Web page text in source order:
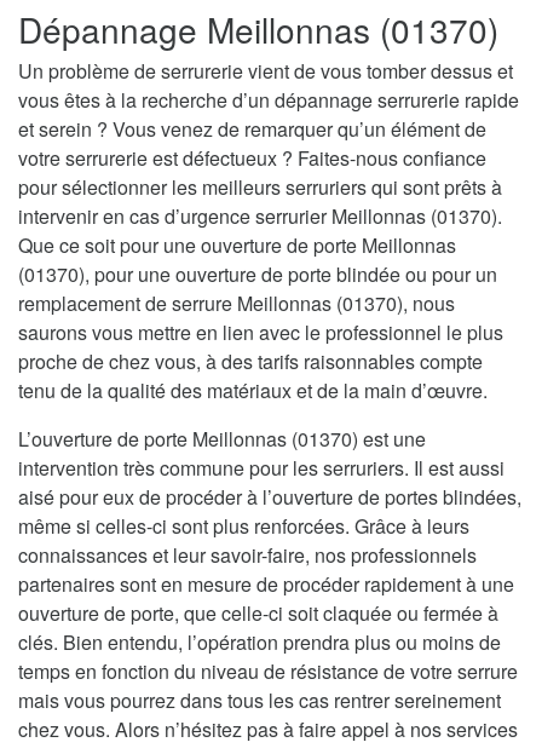
Dépannage Meillonnas (01370)
Un problème de serrurerie vient de vous tomber dessus et
vous êtes à la recherche d’un dépannage serrurerie rapide
et serein ? Vous venez de remarquer qu’un élément de
votre serrurerie est défectueux ? Faites-nous confiance
pour sélectionner les meilleurs serruriers qui sont prêts à
intervenir en cas d’urgence serrurier Meillonnas (01370).
Que ce soit pour une ouverture de porte Meillonnas
(01370), pour une ouverture de porte blindée ou pour un
remplacement de serrure Meillonnas (01370), nous
saurons vous mettre en lien avec le professionnel le plus
proche de chez vous, à des tarifs raisonnables compte
tenu de la qualité des matériaux et de la main d’œuvre.
L’ouverture de porte Meillonnas (01370) est une
intervention très commune pour les serruriers. Il est aussi
aisé pour eux de procéder à l’ouverture de portes blindées,
même si celles-ci sont plus renforcées. Grâce à leurs
connaissances et leur savoir-faire, nos professionnels
partenaires sont en mesure de procéder rapidement à une
ouverture de porte, que celle-ci soit claquée ou fermée à
clés. Bien entendu, l’opération prendra plus ou moins de
temps en fonction du niveau de résistance de votre serrure
mais vous pourrez dans tous les cas rentrer sereinement
chez vous. Alors n’hésitez pas à faire appel à nos services